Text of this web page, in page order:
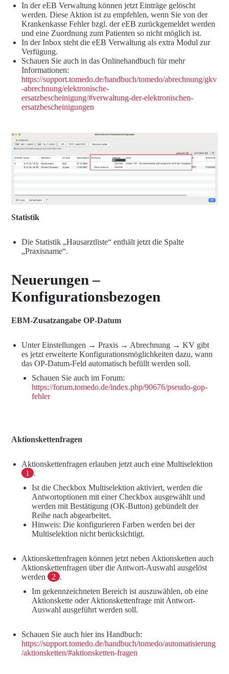
In der eEB Verwaltung können jetzt Einträge gelöscht
werden. Diese Aktion ist zu empfehlen, wenn Sie von der
Krankenkasse Fehler bzgl. der eEB zurückgemeldet werden
und eine Zuordnung zum Patienten so nicht möglich ist.
In der Inbox steht die eEB Verwaltung als extra Modul zur
Verfügung.
Schauen Sie auch in das Onlinehandbuch für mehr
Informationen:
https://support.tomedo.de/handbuch/tomedo/abrechnung/gkv
-abrechnung/elektronische-
ersatzbescheinigung/#verwaltung-der-elektronischen-
ersatzbescheinigungen
Statistik
Die Statistik „Hausarztliste“ enthält jetzt die Spalte
„Praxisname“.
Neuerungen –
Konfigurationsbezogen
EBM-Zusatzangabe OP-Datum
Unter Einstellungen → Praxis → Abrechnung → KV gibt
es jetzt erweiterte Konfigurationsmöglichkeiten dazu, wann
das OP-Datum-Feld automatisch befüllt werden soll.
Schauen Sie auch im Forum:
https://forum.tomedo.de/index.php/90676/pseudo-gop-
fehler
Aktionskettenfragen
Aktionskettenfragen erlauben jetzt auch eine Multiselektion
1
.
Ist die Checkbox Multiselektion aktiviert, werden die
Antwortoptionen mit einer Checkbox ausgewählt und
werden mit Bestätigung (OK-Button) gebündelt der
Reihe nach abgearbeitet.
Hinweis: Die konfigurieren Farben werden bei der
Multiselektion nicht berücksichtigt.
Aktionskettenfragen können jetzt neben Aktionsketten auch
Aktionskettenfragen über die Antwort-Auswahl ausgelöst
werden
2 .
Im gekennzeichneten Bereich ist auszuwählen, ob eine
Aktionskette oder Aktionskettenfrage mit Antwort-
Auswahl ausgeführt werden soll.
Schauen Sie auch hier ins Handbuch:
https://support.tomedo.de/handbuch/tomedo/automatisierung
/aktionsketten/#aktionsketten-fragen